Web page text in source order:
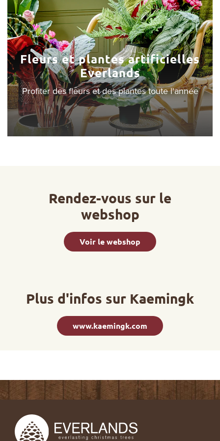
Fleurs et plantes artificielles
Everlands
Profiter des fleurs et des plantes toute l'année
Rendez-vous sur le
webshop
Voir le webshop
Plus d'infos sur Kaemingk
www.kaemingk.com